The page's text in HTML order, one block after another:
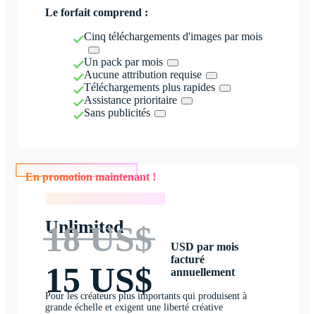
Le forfait comprend :
Cinq téléchargements d'images par mois
Un pack par mois
Aucune attribution requise
Téléchargements plus rapides
Assistance prioritaire
Sans publicités
En promotion maintenant !
Unlimited
18 US$
15 US$
USD par mois
facturé
annuellement
Pour les créateurs plus importants qui produisent à
grande échelle et exigent une liberté créative